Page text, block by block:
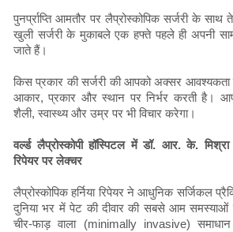
पुनर्प्राप्ति आमतौर पर लैप्रोस्कोपिक सर्जरी के
खुली सर्जरी के मुकाबले एक हफ्ते पहले ही अपनी
जाते हैं।
किस प्रकार की सर्जरी की आपको अक्सर आवश्यकता
आकार, प्रकार और स्थान पर निर्भर करती है।
शैली, स्वास्थ्य और उम्र पर भी विचार करेगा।
वर्ल्ड लैप्रोस्कोपी हॉस्पिटल में डॉ. आर. के. मिश्रा
रिपेयर पर लेक्चर
लैप्रोस्कोपिक हर्निया रिपेयर ने आधुनिक सर्जिकल
दुनिया भर में पेट की दीवार की सबसे आम
चीर-फाड़ वाला (minimally invasive)